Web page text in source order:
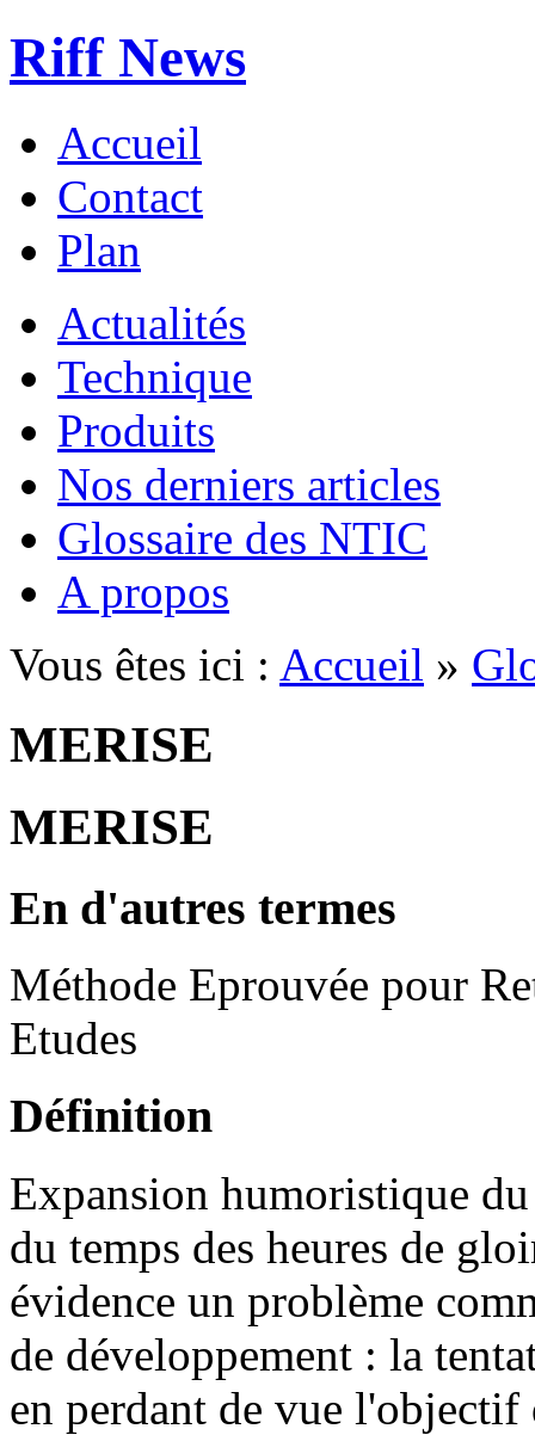
Riff News
Accueil
Contact
Plan
Actualités
Technique
Produits
Nos derniers articles
Glossaire des NTIC
A propos
Vous êtes ici : Accueil »
MERISE
MERISE
En d'autres termes
Méthode Eprouvée pour
Etudes
Définition
Expansion humoristique
du temps des heures de
évidence un problème
de développement : la
en perdant de vue